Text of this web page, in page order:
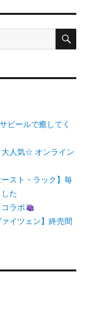
検
ールで癒してく
大人気☆ オンライン
スト・ラック】毎
た
ラボ
ァイツェン】終売間